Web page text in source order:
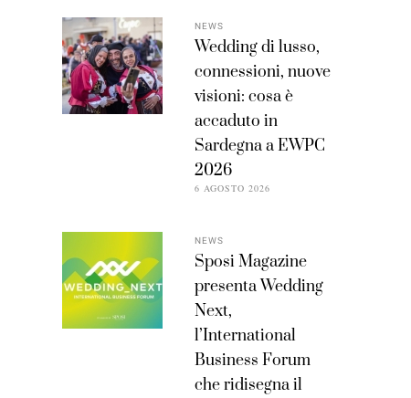
NEWS
Wedding di lusso,
connessioni, nuove
visioni: cosa è
accaduto in
Sardegna a EWPC
2026
6 AGOSTO 2026
NEWS
Sposi Magazine
presenta Wedding
Next,
l’International
Business Forum
che ridisegna il